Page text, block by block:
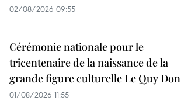
02/08/2026 09:55
Cérémonie nationale pour le
tricentenaire de la naissance de la
grande figure culturelle Le Quy Don
01/08/2026 11:55